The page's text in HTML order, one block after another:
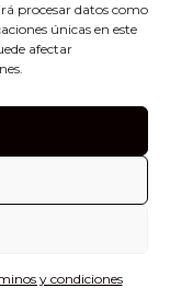
procesar datos como
únicas en este
afectar
y condiciones